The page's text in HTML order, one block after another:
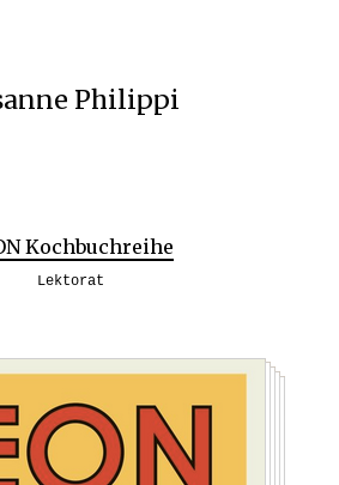
Philippi
Kochbuchreihe
Lektorat